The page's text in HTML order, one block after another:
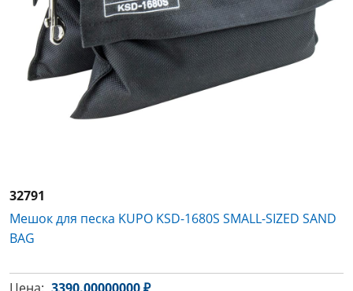
32791
Мешок для песка KUPO KSD-1680S SMALL-SIZED SAND
BAG